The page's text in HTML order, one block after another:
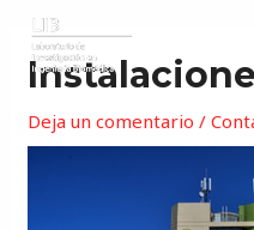
contenido
Deja un comentario /
Navegación
entradas